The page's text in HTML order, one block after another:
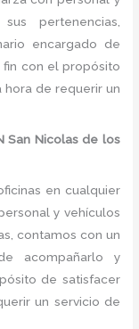
pertenencias,
encargado de
fin con el propósito
hora de requerir un
San Nicolas de los
en cualquier
y vehículos
contamos con un
acompañarlo y
de satisfacer
un servicio de